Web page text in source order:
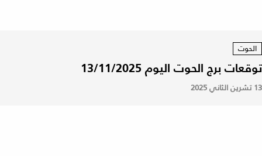
الحوت
توقعات برج الحوت اليوم 13/11/2025
13 تشرين الثاني 2025